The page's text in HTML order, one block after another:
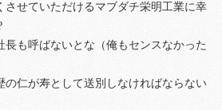
させていただけるマブダチ栄明工業に幸
長も呼ばないとな（俺もセンスなかった
の仁が寿として送別しなければならない